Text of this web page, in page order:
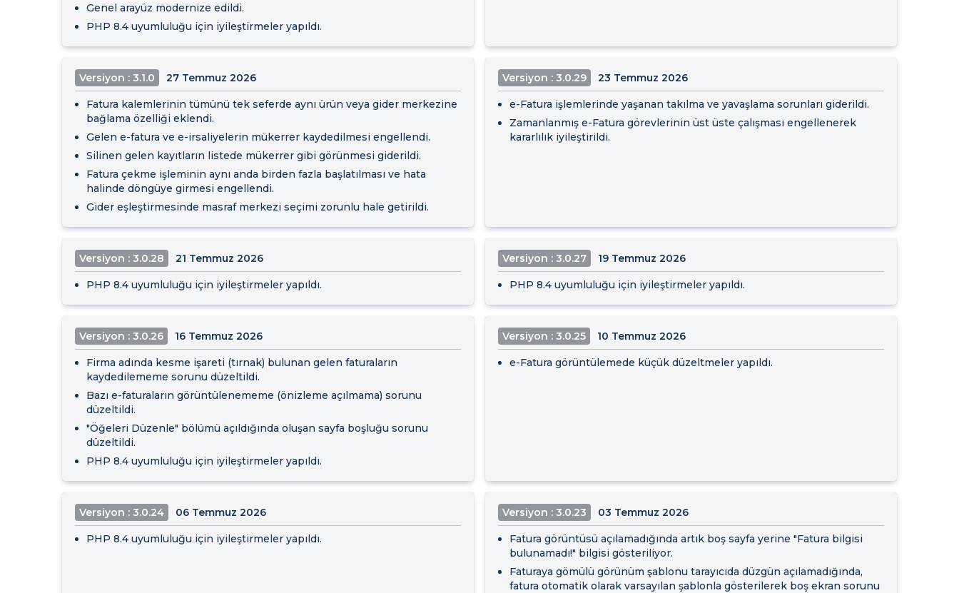
Genel arayüz modernize edildi.
PHP 8.4 uyumluluğu için iyileştirmeler yapıldı.
Versiyon : 3.1.0 27 Temmuz 2026
Fatura kalemlerinin tümünü tek seferde aynı ürün veya gider merkezine
bağlama özelliği eklendi.
Gelen e-fatura ve e-irsaliyelerin mükerrer kaydedilmesi engellendi.
Silinen gelen kayıtların listede mükerrer gibi görünmesi giderildi.
Fatura çekme işleminin aynı anda birden fazla başlatılması ve hata
halinde döngüye girmesi engellendi.
Gider eşleştirmesinde masraf merkezi seçimi zorunlu hale getirildi.
Versiyon : 3.0.29 23 Temmuz 2026
e-Fatura işlemlerinde yaşanan takılma ve yavaşlama sorunları giderildi.
Zamanlanmış e-Fatura görevlerinin üst üste çalışması engellenerek
kararlılık iyileştirildi.
Versiyon : 3.0.28 21 Temmuz 2026
PHP 8.4 uyumluluğu için iyileştirmeler yapıldı.
Versiyon : 3.0.27 19 Temmuz 2026
PHP 8.4 uyumluluğu için iyileştirmeler yapıldı.
Versiyon : 3.0.26 16 Temmuz 2026
Firma adında kesme işareti (tırnak) bulunan gelen faturaların
kaydedilememe sorunu düzeltildi.
Bazı e-faturaların görüntülenememe (önizleme açılmama) sorunu
düzeltildi.
"Öğeleri Düzenle" bölümü açıldığında oluşan sayfa boşluğu sorunu
düzeltildi.
PHP 8.4 uyumluluğu için iyileştirmeler yapıldı.
Versiyon : 3.0.25 10 Temmuz 2026
e-Fatura görüntülemede küçük düzeltmeler yapıldı.
Versiyon : 3.0.24 06 Temmuz 2026
PHP 8.4 uyumluluğu için iyileştirmeler yapıldı.
Versiyon : 3.0.23 03 Temmuz 2026
Fatura görüntüsü açılamadığında artık boş sayfa yerine "Fatura bilgisi
bulunamadı!" bilgisi gösteriliyor.
Faturaya gömülü görünüm şablonu tarayıcıda düzgün açılamadığında,
fatura otomatik olarak varsayılan şablonla gösterilerek boş ekran sorunu